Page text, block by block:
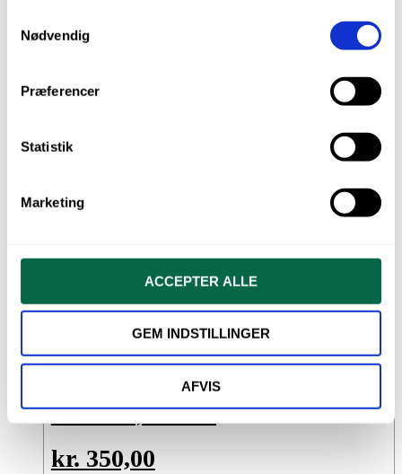
Nødvendig
Præferencer
Statistik
Marketing
ACCEPTER ALLE
GEM INDSTILLINGER
AFVIS
Str. 3 – 9 x 23 cm (indermål 7 x 20 cm)
Plastkrus, 2000 stk
kr. 350,00